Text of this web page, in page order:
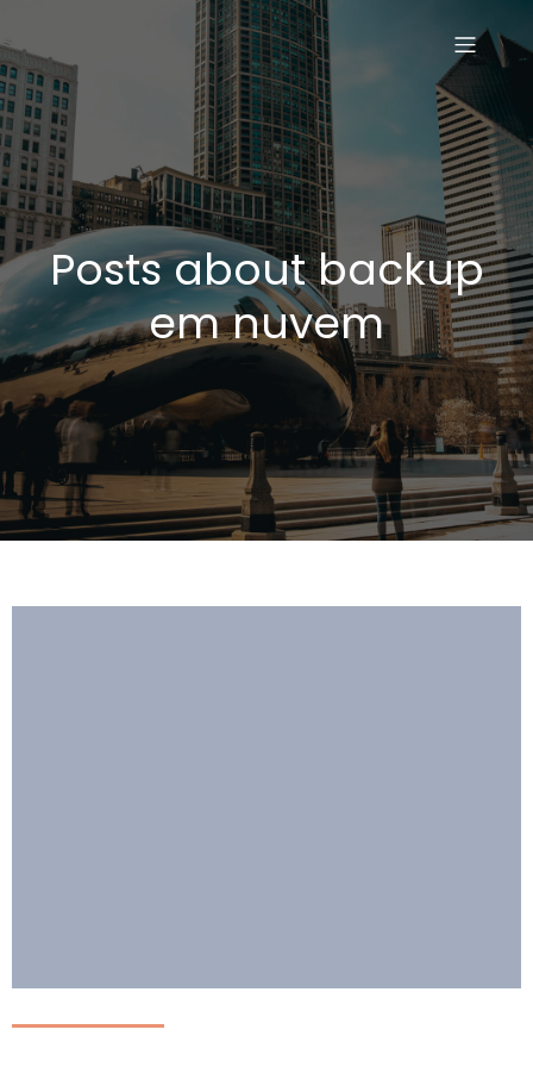
Posts about backup
em nuvem